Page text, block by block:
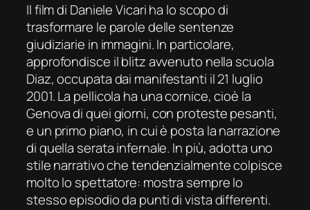
Il film di Daniele Vicari ha lo scopo di
trasformare le parole delle sentenze
giudiziarie in immagini. In particolare,
approfondisce il blitz avvenuto nella scuola
Diaz, occupata dai manifestanti il 21 luglio
2001. La pellicola ha una cornice, cioè la
Genova di quei giorni, con proteste pesanti,
e un primo piano, in cui è posta la narrazione
di quella serata infernale. In più, adotta uno
stile narrativo che tendenzialmente colpisce
molto lo spettatore: mostra sempre lo
stesso episodio da punti di vista differenti.